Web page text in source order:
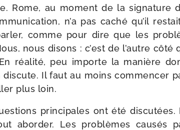
Rome, au moment de la signa­ture
n’a pas caché qu’il
comme pour dire que les
nous disons : c’est de l’autre côté
réa­li­té, peu importe la manière
Il faut au moins com­men­cer
plus loin.
prin­ci­pales ont été dis­cu­tées.
abor­der. Les pro­blèmes cau­sés